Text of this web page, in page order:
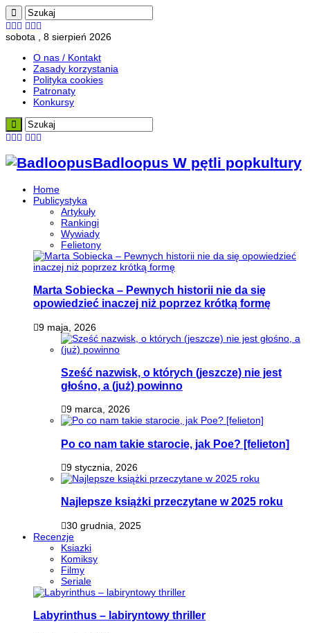
sobota , 8 sierpień 2026
O nas / Kontakt
Zasady korzystania
Polityka cookies
Patronaty
Konkursy
Badloopus W pętli popkultury
Home
Publicystyka
Artykuły
Rankingi
Wywiady
Felietony
Marta Sobiecka – Pewnych historii nie da się
opowiedzieć inaczej niż poprzez krótką formę
9 maja, 2026
Sześć nazwisk, o których (jeszcze) nie jest
głośno, a (już) powinno
9 marca, 2026
Po co nam takie starocie, jak Poe? [felieton]
9 stycznia, 2026
Najlepsze książki przeczytane w 2025 roku
30 grudnia, 2025
Recenzje
Ksiazki
Komiksy
Filmy
Seriale
Labyrinthus – labiryntowy thriller